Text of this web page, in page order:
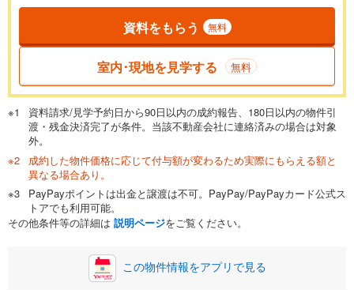
一般的には最長35年まで借り入れ可能です。多くの金融機関
が完済時の年齢は80歳までを条件としています。
閉じる
頭金 万円
0万円 4,598万円
自己資金から住宅購入にかけられる金額を入力してくださ
い。一般的には物件価格の2割までが目安です。
閉じる
ボーナス
万円
0円
資料をもらう 無料
室内･現地を見学する 無料
資料請求/見学予約日から90日以内の成約報告、180日以内の物件引
渡・残金決済完了が条件。当該不動産会社に連絡済みの場合は対象
外。
成約した物件価格に応じて付与額が変わるため実際にもらえる額と
異なる場合あり。
PayPayポイントは出金と譲渡は不可。PayPay/PayPayカード公式ス
トアでも利用可能。
その他条件等の詳細は 説明ページをご覧ください。
この物件情報をアプリで見る